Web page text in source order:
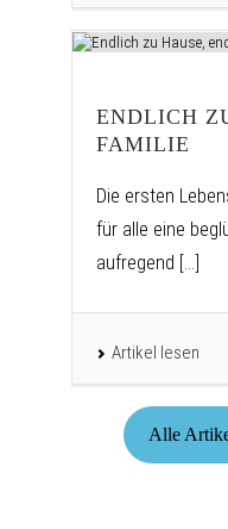
ENDLICH
FAMILIE
Die ersten
für alle eine
aufregend [...]
Artikel lesen
Alle